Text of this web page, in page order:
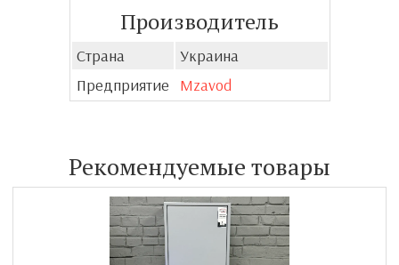
Производитель
Страна
Украина
Предприятие
Mzavod
Рекомендуемые товары